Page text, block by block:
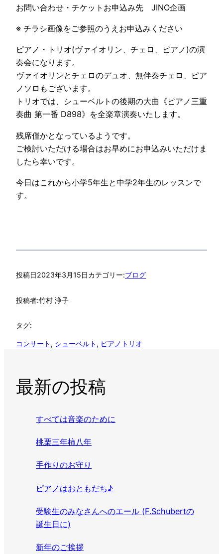
お問い合わせ・チケットお申込み先 JINO企画
※ チラシ画像をご参照のうえお申込みください
ピアノ・トリオ(ヴァイオリン、チェロ、ピアノ)の演
奏会になります。
ヴァイオリンとチェロのデュオ、無伴奏チェロ、ピア
ノソロもございます。
トリオでは、シューベルトの後期の大曲《ピアノ三重
奏曲 第一番 D898》を全楽章演奏いたします。
残席僅かとなっているようです。
ご検討いただける場合はお早めにお申込みいただけま
したら幸いです。
今日はこれから小学5年生と中学2年生のレッスンで
す。
投稿日2023年3月15日カテゴリー:ブログ
投稿者:竹村 浄子
タグ:
コンサート , シューベルト , ピアノトリオ
最新の投稿
すべては音楽のために
桃栗三年柿八年
手作りのお守り
ピアノはおともだち♪
受験生のみなさんへのエール (F.Schubertの
誕生日に)
新年のご挨拶